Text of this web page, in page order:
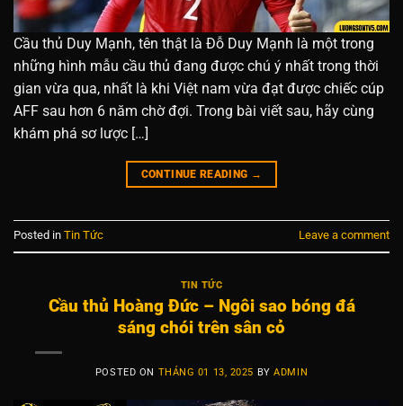
Cầu thủ Duy Mạnh, tên thật là Đỗ Duy Mạnh là một trong
những hình mẫu cầu thủ đang được chú ý nhất trong thời
gian vừa qua, nhất là khi Việt nam vừa đạt được chiếc cúp
AFF sau hơn 6 năm chờ đợi. Trong bài viết sau, hãy cùng
khám phá sơ lược […]
CONTINUE READING →
Posted in Tin Tức Leave a comment
TIN TỨC
Cầu thủ Hoàng Đức – Ngôi sao bóng đá
sáng chói trên sân cỏ
POSTED ON THÁNG 01 13, 2025 BYADMIN